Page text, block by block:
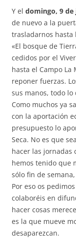
Y el domingo, 9 de
de nuevo a la
trasladarnos hasta
«El bosque de
cedidos por el
hasta el Campo
reponer fuerzas.
sus manos, todo lo
Como muchos ya
con la aportación
presupuesto lo
Seca. No es que
hacer las jornadas
hemos tenido que
sólo fin de
Por eso os
colaboréis en
hacer cosas
es la que mueve
desaparezcan.